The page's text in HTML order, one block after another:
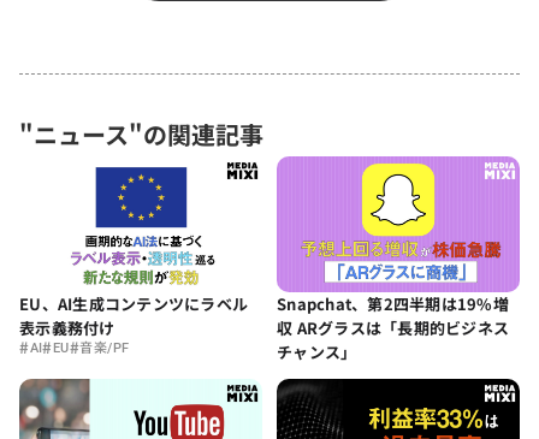
"ニュース"の関連記事
EU、AI生成コンテンツにラベル
表示義務付け
#AI# EU#音楽/PF
Snapchat、第2四半期は19%増
収 ARグラスは「長期的ビジネス
チャンス」